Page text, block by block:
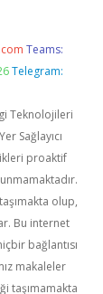
Teams:
Telegram:
Teknolojileri
Sağlayıcı
proaktif
olup,
Bu internet
bağlantısı
makaleler
taşımamakta